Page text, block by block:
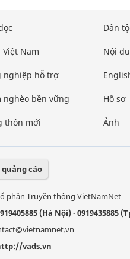
Việt Nam
nghiệp hỗ trợ
nghèo bền vững
thôn mới
Dân
Nội
Hồ sơ
Ảnh
quảng cáo
phần Truyền thông VietNamNet
(Hà Nội)-0919435885
vads.vn